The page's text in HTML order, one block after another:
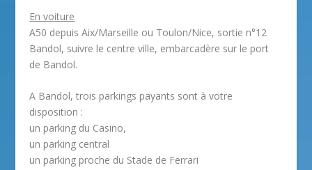
En voiture
A50 depuis Aix/Marseille ou Toulon/Nice, sortie n°12
Bandol, suivre le centre ville, embarcadère sur le port
de Bandol.
A Bandol, trois parkings payants sont à votre
disposition :
un parking du Casino,
un parking central
un parking proche du Stade de Ferrari